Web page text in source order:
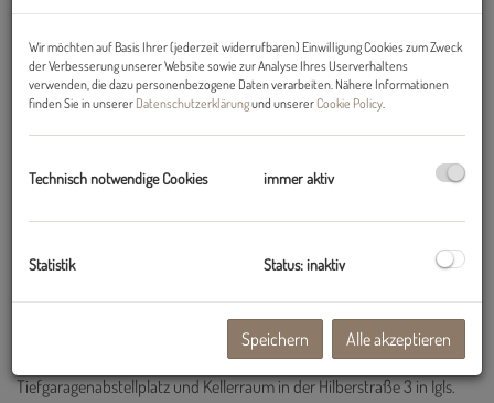
Außenansicht
Helle, wunderschöne 2-Zimmer-Wohnung mit Süd-Balkon und
Tiefgaragenabstellplatz in TOPLAGE in Igls zu mieten
Zur Vermietung gelangt diese barrierefreie 2-Zimmerwohnung inkl.
Tiefgaragenabstellplatz und Kellerraum in der Hilberstraße 3 in Igls.
Wir möchten auf Basis Ihrer (jederzeit widerrufbaren) Einwilligung Cookies zum Zweck
der Verbesserung unserer Website sowie zur Analyse Ihres Userverhaltens
verwenden, die dazu personenbezogene Daten verarbeiten. Nähere Informationen
finden Sie in unserer Datenschutzerklärungund unsererCookie Policy
Technisch notwendige Cookies immer aktiv
Statistik Status: inaktiv
Speichern Alle akzeptieren